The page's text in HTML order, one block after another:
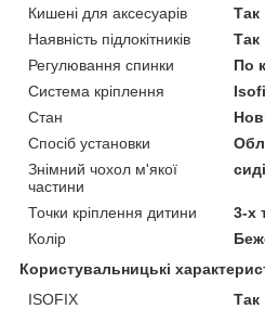
Кишені для аксесуарів
Так
Наявність підлокітників
Так
Регулювання спинки
По
Система кріплення
Стан
Спосіб установки
Знімний чохол м'якої
частини
Точки кріплення дитини
3-х
Колір
Користувальницькі
ISOFIX
Так